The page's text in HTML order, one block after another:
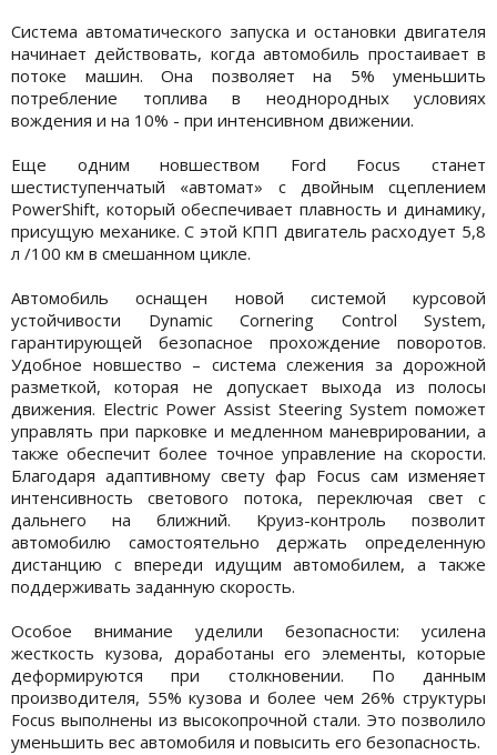
Система автоматического запуска и остановки двигателя
начинает действовать, когда автомобиль простаивает в
потоке машин. Она позволяет на 5% уменьшить
потребление топлива в неоднородных условиях
вождения и на 10% - при интенсивном движении.
Еще одним новшеством Ford Focus станет
шестиступенчатый «автомат» с двойным сцеплением
PowerShift, который обеспечивает плавность и динамику,
присущую механике. С этой КПП двигатель расходует 5,8
л /100 км в смешанном цикле.
Автомобиль оснащен новой системой курсовой
устойчивости Dynamic Cornering Control System,
гарантирующей безопасное прохождение поворотов.
Удобное новшество – система слежения за дорожной
разметкой, которая не допускает выхода из полосы
движения. Electric Power Assist Steering System поможет
управлять при парковке и медленном маневрировании, а
также обеспечит более точное управление на скорости.
Благодаря адаптивному свету фар Focus сам изменяет
интенсивность светового потока, переключая свет с
дальнего на ближний. Круиз-контроль позволит
автомобилю самостоятельно держать определенную
дистанцию с впереди идущим автомобилем, а также
поддерживать заданную скорость.
Особое внимание уделили безопасности: усилена
жесткость кузова, доработаны его элементы, которые
деформируются при столкновении. По данным
производителя, 55% кузова и более чем 26% структуры
Focus выполнены из высокопрочной стали. Это позволило
уменьшить вес автомобиля и повысить его безопасность.